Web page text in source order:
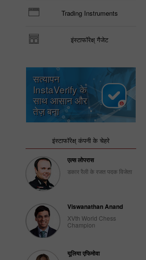
Trading Instruments
इंस्टाफॉरेक्ष् गैजेट
सत्यापन
InstaVerify के
साथ आसान और
तेज़ बना
इंस्टाफॉरेक्ष् कंपनी के चेहरे
एल्स लोपरास
डकार रैली के रजत पदक विजेता
Viswanathan Anand
XVth World Chess
Champion
यूलिया एफिमोवा